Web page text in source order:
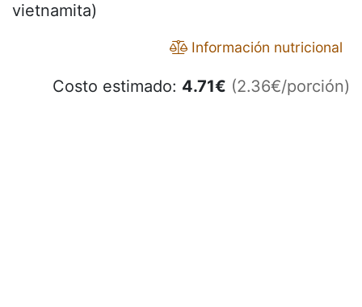
vietnamita)
Información nutricional
Costo estimado: 4.71€ (2.36€/porción)